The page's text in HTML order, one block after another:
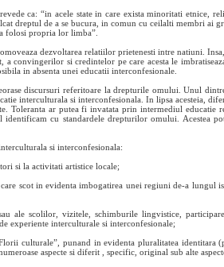
ca: “in acele state in care exista minoritati etnice,
dreptul de a se bucura, in comun cu ceilalti membri ai
folosi propria lor limba”.
dezvoltarea relatiilor prietenesti intre natiuni.
a convingerilor si credintelor pe care acesta le
in absenta unei educatii interconfesionale.
discursuri referitoare la drepturile omului. Unul
interculturala si interconfesionala. In lipsa acesteia,
Toleranta ar putea fi invatata prin intermediul
cu standardele drepturilor omului. Acestea
si interconfesionala:
si la activitati artistice locale;
scot in evidenta imbogatirea unei regiuni de-a lungul
ale scolilor, vizitele, schimburile lingvistice,
experiente interculturale si interconfesionale;
culturale”, punand in evidenta pluralitatea identitara
aspecte si diferit , specific, original sub alte